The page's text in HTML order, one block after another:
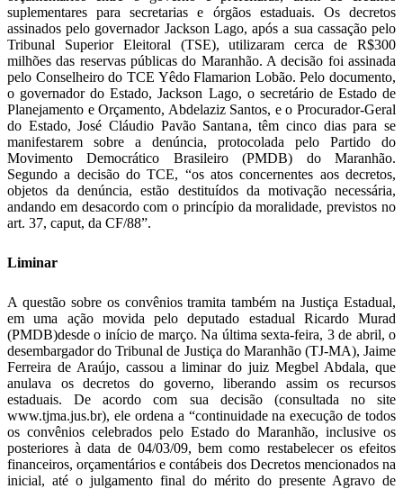
suplementares para secretarias e órgãos estaduais. Os decretos
assinados pelo governador Jackson Lago, após a sua cassação pelo
Tribunal Superior Eleitoral (TSE), utilizaram cerca de R$300
milhões das reservas públicas do Maranhão. A decisão foi assinada
pelo Conselheiro do TCE Yêdo Flamarion Lobão. Pelo documento,
o governador do Estado, Jackson Lago, o secretário de Estado de
Planejamento e Orçamento, Abdelaziz Santos, e o Procurador-Geral
do Estado, José Cláudio Pavão Santana, têm cinco dias para se
manifestarem sobre a denúncia, protocolada pelo Partido do
Movimento Democrático Brasileiro (PMDB) do Maranhão.
Segundo a decisão do TCE, “os atos concernentes aos decretos,
objetos da denúncia, estão destituídos da motivação necessária,
andando em desacordo com o princípio da moralidade, previstos no
art. 37, caput, da CF/88”.
Liminar
A questão sobre os convênios tramita também na Justiça Estadual,
em uma ação movida pelo deputado estadual Ricardo Murad
(PMDB)desde o início de março. Na última sexta-feira, 3 de abril, o
desembargador do Tribunal de Justiça do Maranhão (TJ-MA), Jaime
Ferreira de Araújo, cassou a liminar do juiz Megbel Abdala, que
anulava os decretos do governo, liberando assim os recursos
estaduais. De acordo com sua decisão (consultada no site
www.tjma.jus.br), ele ordena a “continuidade na execução de todos
os convênios celebrados pelo Estado do Maranhão, inclusive os
posteriores à data de 04/03/09, bem como restabelecer os efeitos
financeiros, orçamentários e contábeis dos Decretos mencionados na
inicial, até o julgamento final do mérito do presente Agravo de